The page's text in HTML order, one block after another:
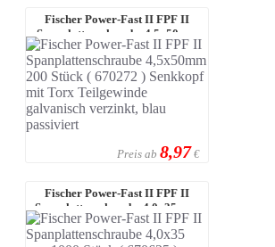
Fischer Power-Fast II FPF II
Spanplattenschraube 4,5x50mm
200 St ...
Preis ab 8,97 €
Fischer Power-Fast II FPF II
Spanplattenschraube 4,0x35 mm
1000 ...